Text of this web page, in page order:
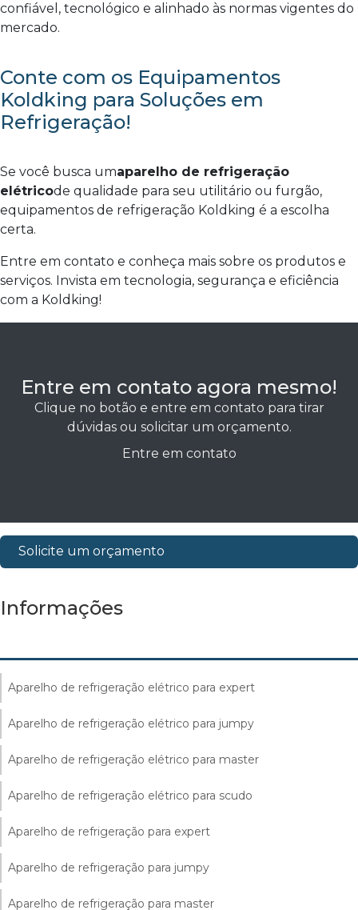
confiável, tecnológico e alinhado às normas vigentes do
mercado.
Conte com os Equipamentos
Koldking para Soluções em
Refrigeração!
Se você busca umaparelho de refrigeração
elétricode qualidade para seu utilitário ou furgão,
equipamentos de refrigeração Koldking é a escolha
certa.
Entre em contato e conheça mais sobre os produtos e
serviços. Invista em tecnologia, segurança e eficiência
com a Koldking!
Entre em contato agora mesmo!
Clique no botão e entre em contato para tirar
dúvidas ou solicitar um orçamento.
Entre em contato
Solicite um orçamento
Informações
Aparelho de refrigeração elétrico para expert
Aparelho de refrigeração elétrico para jumpy
Aparelho de refrigeração elétrico para master
Aparelho de refrigeração elétrico para scudo
Aparelho de refrigeração para expert
Aparelho de refrigeração para jumpy
Aparelho de refrigeração para master